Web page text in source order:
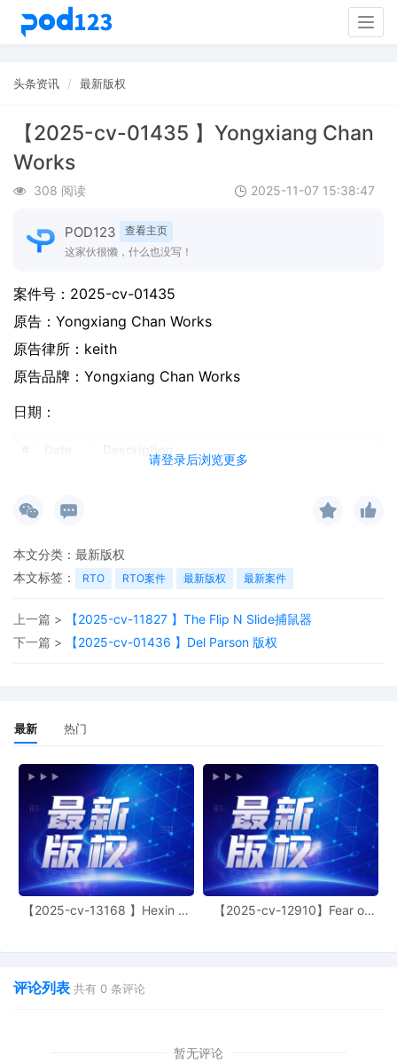
头条资讯 最新版权
【2025-cv-01435 】Yongxiang Chan
Works
308 阅读 2025-11-07 15:38:47
POD123
查看主页
这家伙很懒，什么也没写！
请登录后浏览更多
案件号： 2025-cv-01435
原告： Yongxiang Chan Works
原告律所：keith
原告品牌： Yongxiang Chan Works
日期：
本文分类： 最新版权
本文标签：
RTO RTO案件 最新版权 最新案件
上一篇 >
【2025-cv-11827 】The Flip N Slide捕鼠器
下一篇 >
【2025-cv-01436 】Del Parson 版权
最新 热门
【2025-cv-13168 】Hexin 塑
【2025-cv-12910】Fear of
评论列表 共有 0 条评论
暂无评论